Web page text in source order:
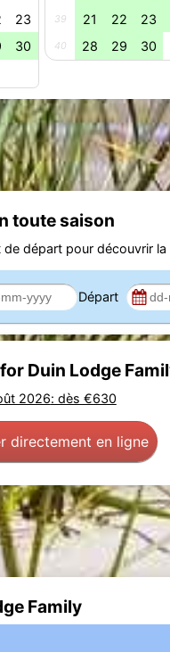
23
30
39 21 22 23
40 28 29 30
toute saison
départ pour découvrir
Départ
Duin Lodge
2026: dès €630
directement en ligne
Family